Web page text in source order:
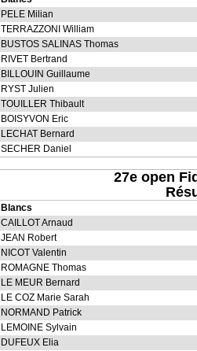
PELE Milian
TERRAZZONI William
BUSTOS SALINAS Thomas
RIVET Bertrand
BILLOUIN Guillaume
RYST Julien
TOUILLER Thibault
BOISYVON Eric
LECHAT Bernard
SECHER Daniel
27e open
Blancs
CAILLOT Arnaud
JEAN Robert
NICOT Valentin
ROMAGNE Thomas
LE MEUR Bernard
LE COZ Marie Sarah
NORMAND Patrick
LEMOINE Sylvain
DUFEUX Elia